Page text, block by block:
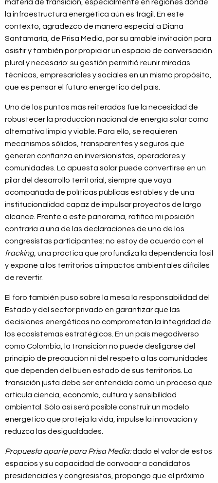
materia de transición, especialmente en regiones donde
la infraestructura energética aún es frágil. En este
contexto, agradezco de manera especial a Diana
Santamaría, de Prisa Media, por su amable invitación para
asistir y también por propiciar un espacio de conversación
plural y necesario: su gestión permitió reunir miradas
técnicas, empresariales y sociales en un mismo propósito,
que es pensar el futuro energético del país.
Uno de los puntos más reiterados fue la necesidad de
robustecer la producción nacional de energía solar como
alternativa limpia y viable. Para ello, se requieren
mecanismos sólidos, transparentes y seguros que
generen confianza en inversionistas, operadores y
comunidades. La apuesta solar puede convertirse en un
pilar del desarrollo territorial, siempre que vaya
acompañada de políticas públicas estables y de una
institucionalidad capaz de impulsar proyectos de largo
alcance. Frente a este panorama, ratifico mi posición
contraria a una de las declaraciones de uno de los
congresistas participantes: no estoy de acuerdo con el
fracking, una práctica que profundiza la dependencia fósil
y expone a los territorios a impactos ambientales difíciles
de revertir.
El foro también puso sobre la mesa la responsabilidad del
Estado y del sector privado en garantizar que las
decisiones energéticas no comprometan la integridad de
los ecosistemas estratégicos. En un país megadiverso
como Colombia, la transición no puede desligarse del
principio de precaución ni del respeto a las comunidades
que dependen del buen estado de sus territorios. La
transición justa debe ser entendida como un proceso que
articula ciencia, economía, cultura y sensibilidad
ambiental. Sólo así será posible construir un modelo
energético que proteja la vida, impulse la innovación y
reduzca las desigualdades.
Propuesta aparte para Prisa Media:dado el valor de estos
espacios y su capacidad de convocar a candidatos
presidenciales y congresistas, propongo que el próximo